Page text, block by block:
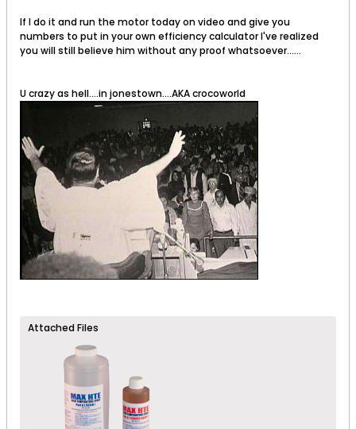
If I do it and run the motor today on video and give you
numbers to put in your own efficiency calculator I've realized
you will still believe him without any proof whatsoever......
U crazy as hell....in jonestown....AKA crocoworld
Attached Files